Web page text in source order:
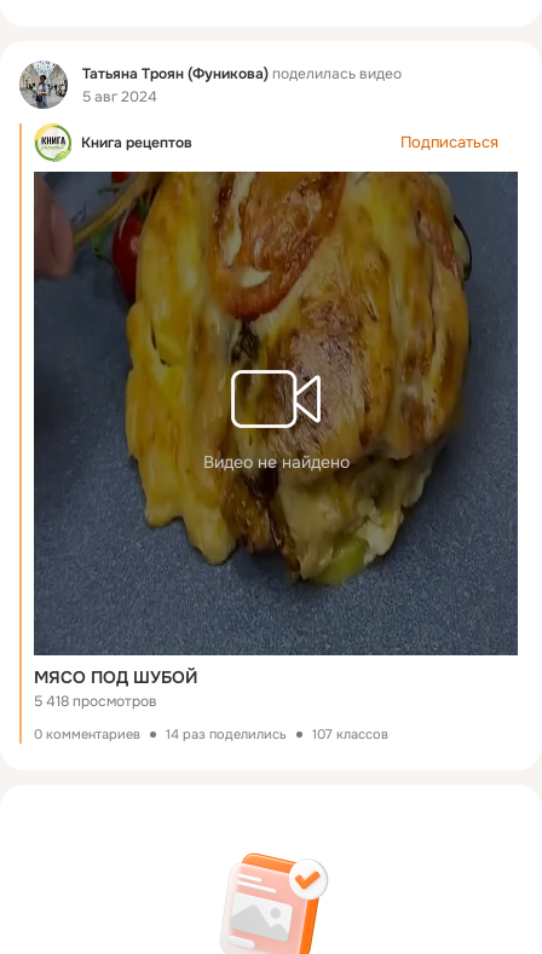
Фид Татьяна Троян (Фуникова)поделилась видео
5 авг 2024
Книга рецептов Подписаться
Видео не найдено
МЯСО ПОД ШУБОЙ
5 418 просмотров
0 комментариев 14 раз поделились 107 классов